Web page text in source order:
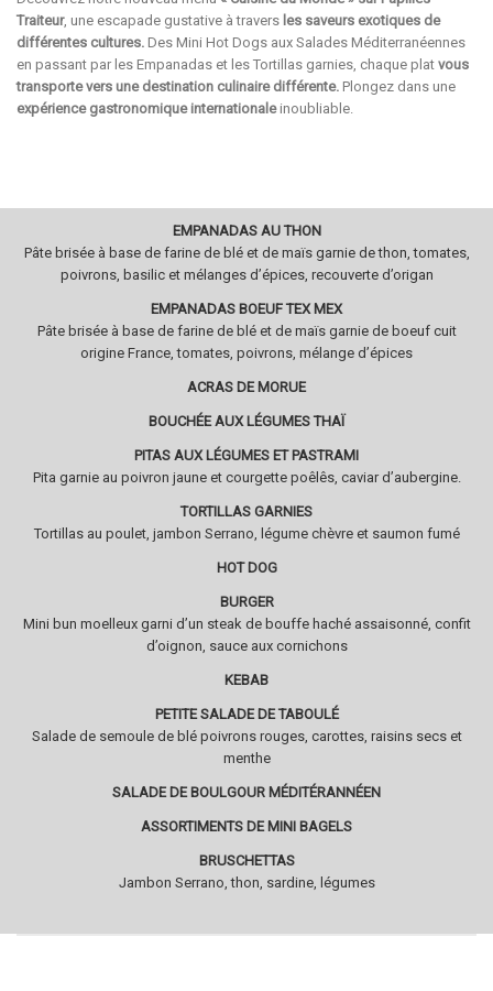
Traiteur, une escapade gustative à travers les saveurs exotiques de
différentes cultures. Des Mini Hot Dogs aux Salades Méditerranéennes
en passant par les Empanadas et les Tortillas garnies, chaque plat vous
transporte vers une destination culinaire différente. Plongez dans une
expérience gastronomique internationaleinoubliable.
EMPANADAS AU THON
Pâte brisée à base de farine de blé et de maïs garnie de thon, tomates,
poivrons, basilic et mélanges d’épices, recouverte d’origan
EMPANADAS BOEUF TEX MEX
Pâte brisée à base de farine de blé et de maïs garnie de boeuf cuit
origine France, tomates, poivrons, mélange d’épices
ACRAS DE MORUE
BOUCHÉE AUX LÉGUMES THAÏ
PITAS AUX LÉGUMES ET PASTRAMI
Pita garnie au poivron jaune et courgette poêlês, caviar d’aubergine.
TORTILLAS GARNIES
Tortillas au poulet, jambon Serrano, légume chèvre et saumon fumé
HOT DOG
BURGER
Mini bun moelleux garni d’un steak de bouffe haché assaisonné, confit
d’oignon, sauce aux cornichons
KEBAB
PETITE SALADE DE TABOULÉ
Salade de semoule de blé poivrons rouges, carottes, raisins secs et
menthe
SALADE DE BOULGOUR MÉDITÉRANNÉEN
ASSORTIMENTS DE MINI BAGELS
BRUSCHETTAS
Jambon Serrano, thon, sardine, légumes